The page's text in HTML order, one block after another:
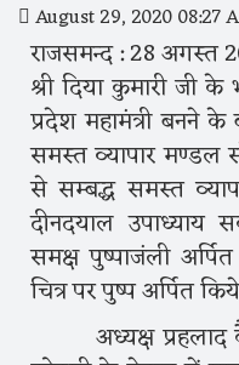
August 29, 2020 08:27
राजसमन्द : 28 अगस्त
श्री दिया कुमारी जी के
प्रदेश महामंत्री बनने
समस्त व्यापार मण्डल
से सम्बद्ध समस्त
दीनदयाल उपाध्याय
समक्ष पुष्पाजंली
चित्र पर पुष्प अर्पित
अध्यक्ष प्रहलाद